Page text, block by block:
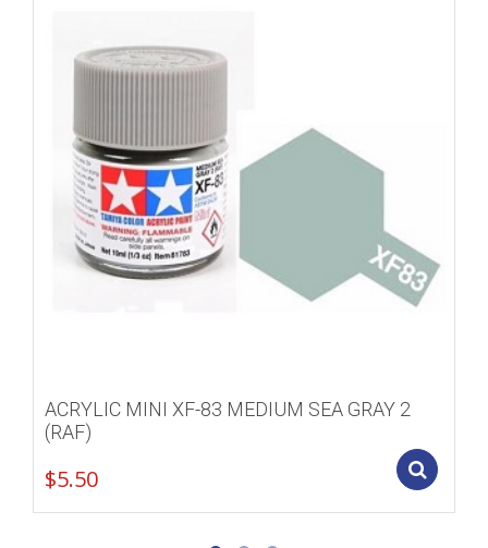
ACRYLIC MINI XF-83 MEDIUM SEA GRAY 2
(RAF)
$5.50